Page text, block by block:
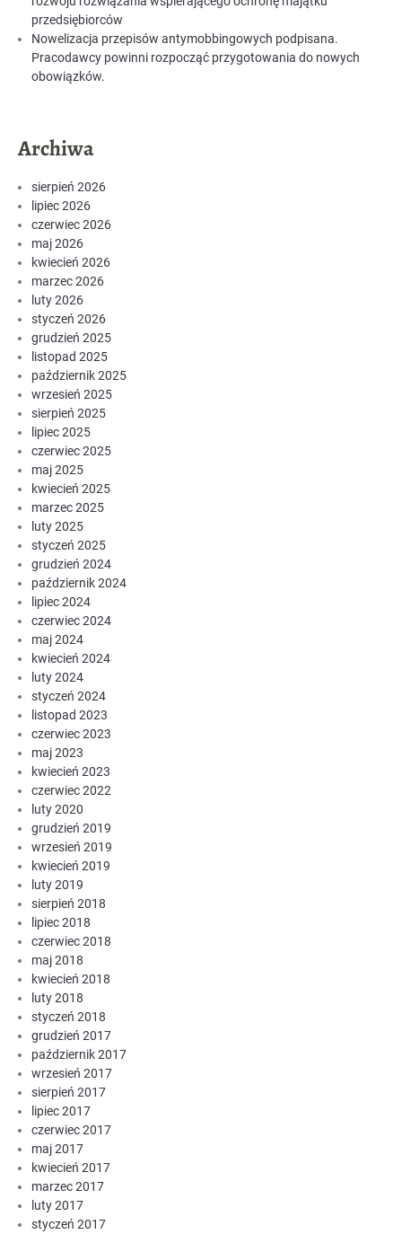
przedsiębiorców
Nowelizacja przepisów antymobbingowych podpisana.
Pracodawcy powinni rozpocząć przygotowania do nowych
obowiązków.
Archiwa
sierpień 2026
lipiec 2026
czerwiec 2026
maj 2026
kwiecień 2026
marzec 2026
luty 2026
styczeń 2026
grudzień 2025
listopad 2025
październik 2025
wrzesień 2025
sierpień 2025
lipiec 2025
czerwiec 2025
maj 2025
kwiecień 2025
marzec 2025
luty 2025
styczeń 2025
grudzień 2024
październik 2024
lipiec 2024
czerwiec 2024
maj 2024
kwiecień 2024
luty 2024
styczeń 2024
listopad 2023
czerwiec 2023
maj 2023
kwiecień 2023
czerwiec 2022
luty 2020
grudzień 2019
wrzesień 2019
kwiecień 2019
luty 2019
sierpień 2018
lipiec 2018
czerwiec 2018
maj 2018
kwiecień 2018
luty 2018
styczeń 2018
grudzień 2017
październik 2017
wrzesień 2017
sierpień 2017
lipiec 2017
czerwiec 2017
maj 2017
kwiecień 2017
marzec 2017
luty 2017
styczeń 2017